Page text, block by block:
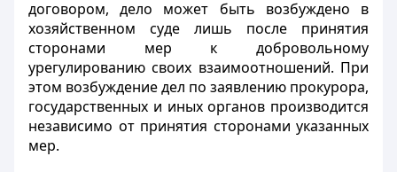
договором, дело может быть возбуждено в
хозяйственном суде лишь после принятия
сторонами мер к добровольному
урегулированию своих взаимоотношений. При
этом возбуждение дел по заявлению прокурора,
государственных и иных органов производится
независимо от принятия сторонами указанных
мер.